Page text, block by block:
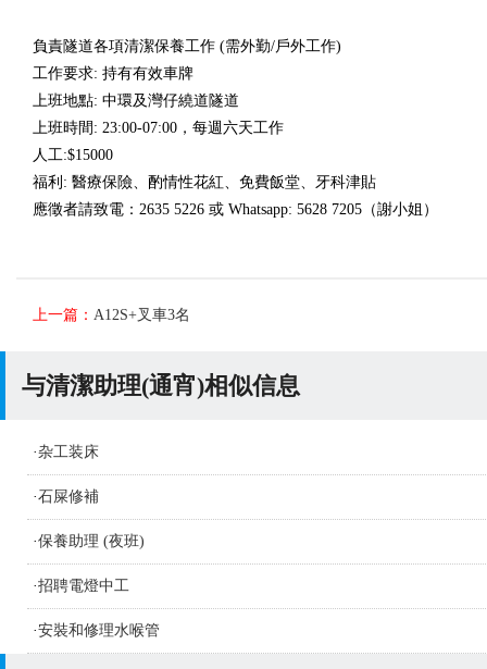
負責隧道各項清潔保養工作 (需外勤/戶外工作)
工作要求: 持有有效車牌
上班地點: 中環及灣仔繞道隧道
上班時間 : 23:00-07:00 ，每週六天工作
人工:$15000
福利 : 醫療保險、酌情性花紅、免費飯堂、牙科津貼
應徵者請致電： 2635 5226 或 Whatsapp: 5628 7205 （謝小姐）
上一篇： A12S+叉車3名
与清潔助理(通宵)相似信息
·杂工装床
·石屎修補
·保養助理 (夜班)
·招聘電燈中工
·安裝和修理水喉管